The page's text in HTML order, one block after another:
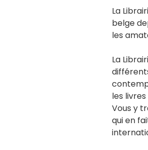
La
belge
les
La
les
Vous y
qui en